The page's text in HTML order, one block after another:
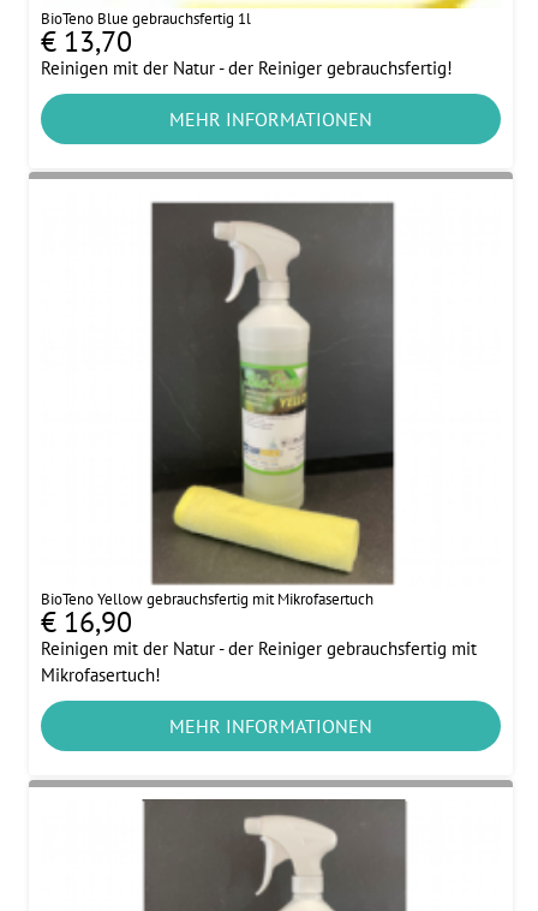
BioTeno Blue gebrauchsfertig 1l
€ 13,70
Reinigen mit der Natur - der Reiniger gebrauchsfertig!
MEHR INFORMATIONEN
BioTeno Yellow gebrauchsfertig mit Mikrofasertuch
€ 16,90
Reinigen mit der Natur - der Reiniger gebrauchsfertig mit
Mikrofasertuch!
MEHR INFORMATIONEN